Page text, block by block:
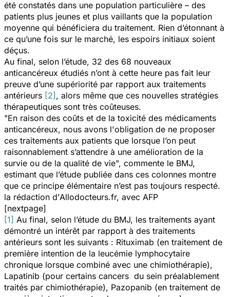
été constatés dans une population particulière – des
patients plus jeunes et plus vaillants que la population
moyenne qui bénéficiera du traitement. Rien d’étonnant à
ce qu’une fois sur le marché, les espoirs initiaux soient
déçus.
Au final, selon l’étude, 32 des 68 nouveaux
anticancéreux étudiés n’ont à cette heure pas fait leur
preuve d’une supériorité par rapport aux traitements
antérieurs [2], alors même que ces nouvelles stratégies
thérapeutiques sont très coûteuses.
"En raison des coûts et de la toxicité des médicaments
anticancéreux, nous avons l'obligation de ne proposer
ces traitements aux patients que lorsque l’on peut
raisonnablement s’attendre à une amélioration de la
survie ou de la qualité de vie", commente le BMJ,
estimant que l’étude publiée dans ces colonnes montre
que ce principe élémentaire n’est pas toujours respecté.
la rédaction d'Allodocteurs.fr, avec AFP
[nextpage]
[1] Au final, selon l’étude du BMJ, les traitements ayant
démontré un intérêt par rapport à des traitements
antérieurs sont les suivants : Rituximab (en traitement de
première intention de la leucémie lymphocytaire
chronique lorsque combiné avec une chimiothérapie),
Lapatinib (pour certains cancers du sein préalablement
traités par chimiothérapie), Pazopanib (en traitement de